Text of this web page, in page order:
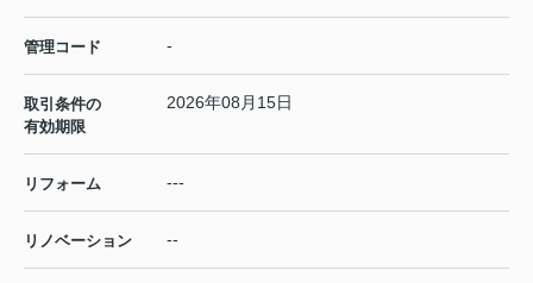
管理コード -
取引条件の
有効期限
2026年08月15日
リフォーム ---
リノベーション --